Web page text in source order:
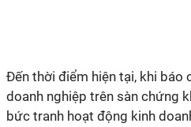
Đến thời điểm hiện tại, khi báo
doanh nghiệp trên sàn chứng
bức tranh hoạt động kinh